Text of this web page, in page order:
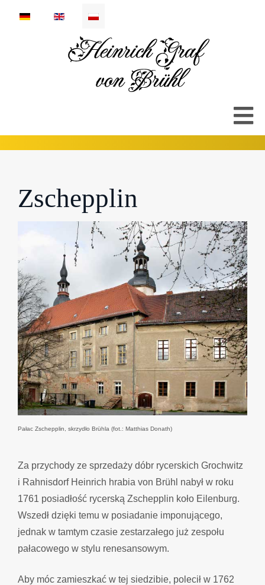
Zschepplin
Pałac Zschepplin, skrzydło Brühla (fot.: Matthias Donath)
Za przychody ze sprzedaży dóbr rycerskich Grochwitz
i Rahnisdorf Heinrich hrabia von Brühl nabył w roku
1761 posiadłość rycerską Zschepplin koło Eilenburg.
Wszedł dzięki temu w posiadanie imponującego,
jednak w tamtym czasie zestarzałego już zespołu
pałacowego w stylu renesansowym.
Aby móc zamieszkać w tej siedzibie, polecił w 1762